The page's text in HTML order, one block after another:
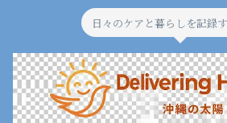
日々のケアと暮らしを記録